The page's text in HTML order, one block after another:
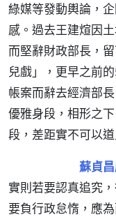
綠媒等發動輿論，
感。過去王建煊因
而堅辭財政部長，
兒戲」，更早之前
帳案而辭去經濟部
優雅身段，相形之
段，差距實不可以道
蘇貞
實則若要認真追究
要負行政怠惰，應